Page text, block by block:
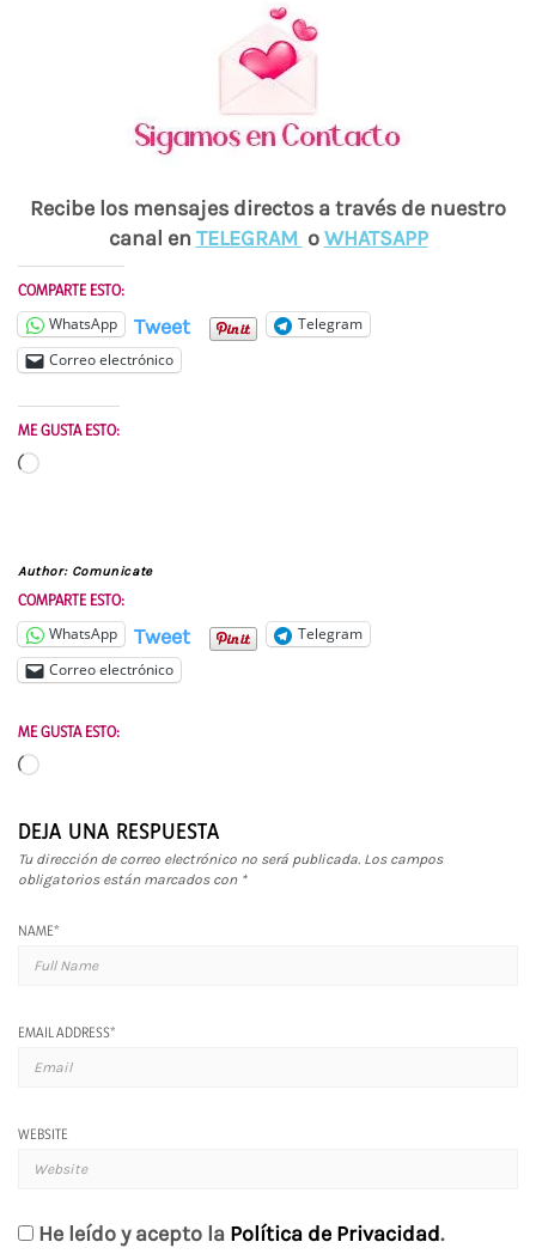
Recibe los mensajes directos a través de nuestro
canal en TELEGRAM oWHATSAPP
COMPARTE ESTO:
WhatsApp Tweet
Telegram
Correo electrónico
ME GUSTA ESTO:
Cargando...
Author: Comunicate
COMPARTE ESTO:
WhatsApp Tweet
Telegram
Correo electrónico
ME GUSTA ESTO:
Cargando...
DEJA UNA RESPUESTA
Tu dirección de correo electrónico no será publicada. Los campos
obligatorios están marcados con *
NAME*
EMAIL ADDRESS*
WEBSITE
He leído y acepto la Política de Privacidad.